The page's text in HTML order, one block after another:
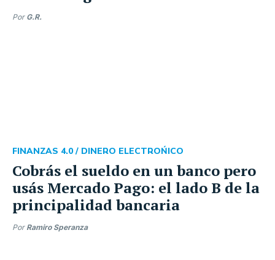
Por G.R.
Cobrás el sueldo en un banco pero
usás Mercado Pago: el lado B de la
principalidad bancaria
FINANZAS 4.0 / DINERO ELECTROŃICO
Por Ramiro Speranza